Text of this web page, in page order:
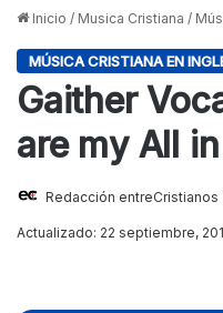
Inicio / Musica Cristiana /
MÚSICA CRISTIANA EN
Gaither
are my All
Redacción entreCristianos
Actualizado: 22 septiembre,